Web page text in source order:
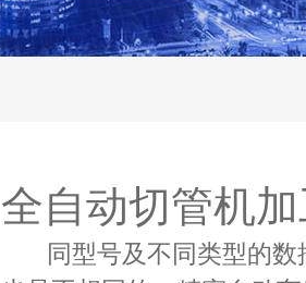
全自动切管机
同型号及不同类型的数